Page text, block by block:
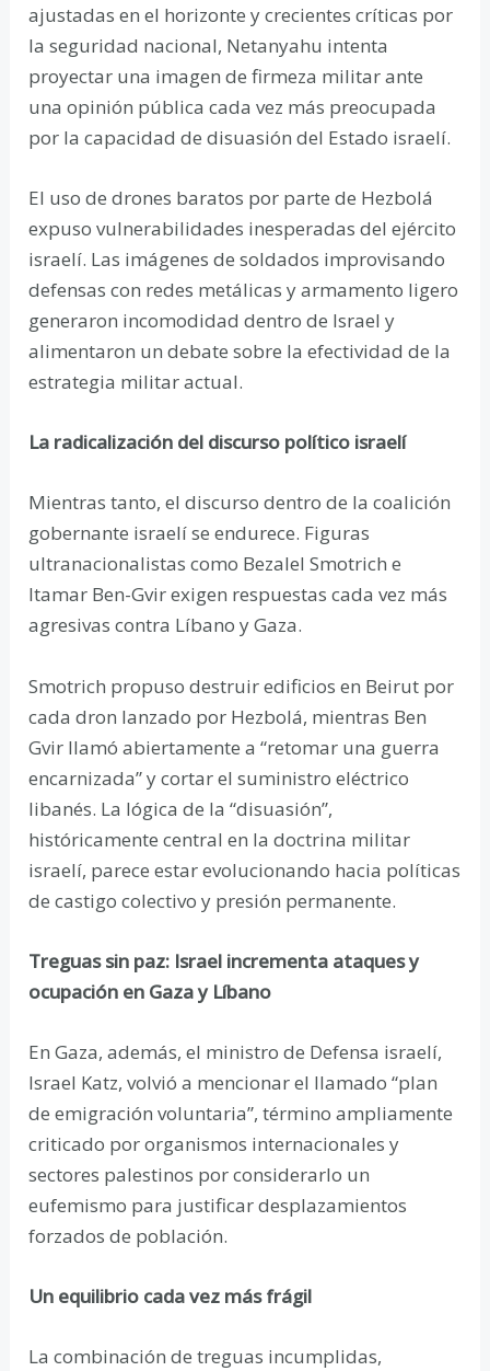
ajustadas en el horizonte y crecientes críticas por
la seguridad nacional, Netanyahu intenta
proyectar una imagen de firmeza militar ante
una opinión pública cada vez más preocupada
por la capacidad de disuasión del Estado israelí.
El uso de drones baratos por parte de Hezbolá
expuso vulnerabilidades inesperadas del ejército
israelí. Las imágenes de soldados improvisando
defensas con redes metálicas y armamento ligero
generaron incomodidad dentro de Israel y
alimentaron un debate sobre la efectividad de la
estrategia militar actual.
La radicalización del discurso político israelí
Mientras tanto, el discurso dentro de la coalición
gobernante israelí se endurece. Figuras
ultranacionalistas como Bezalel Smotrich e
Itamar Ben-Gvir exigen respuestas cada vez más
agresivas contra Líbano y Gaza.
Smotrich propuso destruir edificios en Beirut por
cada dron lanzado por Hezbolá, mientras Ben
Gvir llamó abiertamente a “retomar una guerra
encarnizada” y cortar el suministro eléctrico
libanés. La lógica de la “disuasión”,
históricamente central en la doctrina militar
israelí, parece estar evolucionando hacia políticas
de castigo colectivo y presión permanente.
Treguas sin paz: Israel incrementa ataques y
ocupación en Gaza y Líbano
En Gaza, además, el ministro de Defensa israelí,
Israel Katz, volvió a mencionar el llamado “plan
de emigración voluntaria”, término ampliamente
criticado por organismos internacionales y
sectores palestinos por considerarlo un
eufemismo para justificar desplazamientos
forzados de población.
Un equilibrio cada vez más frágil
La combinación de treguas incumplidas,